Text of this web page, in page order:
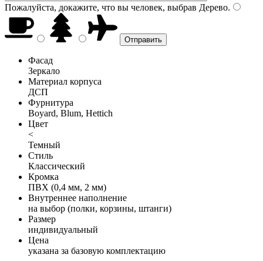
Пожалуйста, докажите, что вы человек, выбрав Дерево.
Фасад
Зеркало
Материал корпуса
ДСП
Фурнитура
Boyard, Blum, Hettich
Цвет
<
Темный
Стиль
Классический
Кромка
ПВХ (0,4 мм, 2 мм)
Внутреннее наполнение
на выбор (полки, корзины, штанги)
Размер
индивидуальный
Цена
указана за базовую комплектацию